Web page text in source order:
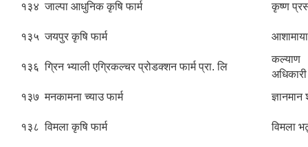
१३४ जाल्पा आधुनिक कृषि फार्म कृष्ण
१३५ जयपुर कृषि फार्म
१३६ ग्रिन भ्याली एग्रिकल्चर प्रोडक्शन फार्म प्रा. लि
अधिकारी
१३७ मनकामना च्याउ फार्म ज्ञानमान
१३८ विमला कृषि फार्म विमला